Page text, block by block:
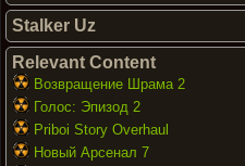
Stalker Uz
Relevant Content
Возвращение Шрама 2
Голос: Эпизод 2
Priboi Story Overhaul
Новый Арсенал 7